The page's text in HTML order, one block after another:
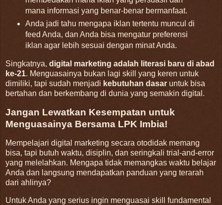
mana informasi yang benar-benar bermanfaat.
Anda jadi tahu mengapa iklan tertentu muncul di
feed Anda, dan Anda bisa mengatur preferensi
iklan agar lebih sesuai dengan minat Anda.
Singkatnya, digital marketing adalah literasi baru di abad
ke-21. Menguasainya bukan lagi skill yang keren untuk
dimiliki, tapi sudah menjadi kebutuhan dasar untuk bisa
bertahan dan berkembang di dunia yang semakin digital.
Jangan Lewatkan Kesempatan untuk
Menguasainya Bersama LPK Imbia!
Mempelajari digital marketing secara otodidak memang
bisa, tapi butuh waktu, disiplin, dan seringkali trial-and-error
yang melelahkan. Mengapa tidak memangkas waktu belajar
Anda dan langsung mendapatkan panduan yang terarah
dari ahlinya?
Untuk Anda yang serius ingin menguasai skill fundamental